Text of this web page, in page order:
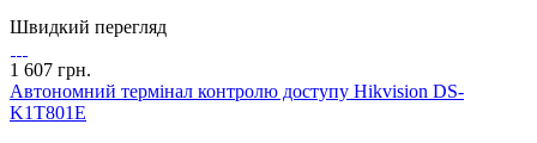
Швидкий перегляд
1 607 грн.
Автономний термінал контролю доступу Hikvision DS-
K1T801E